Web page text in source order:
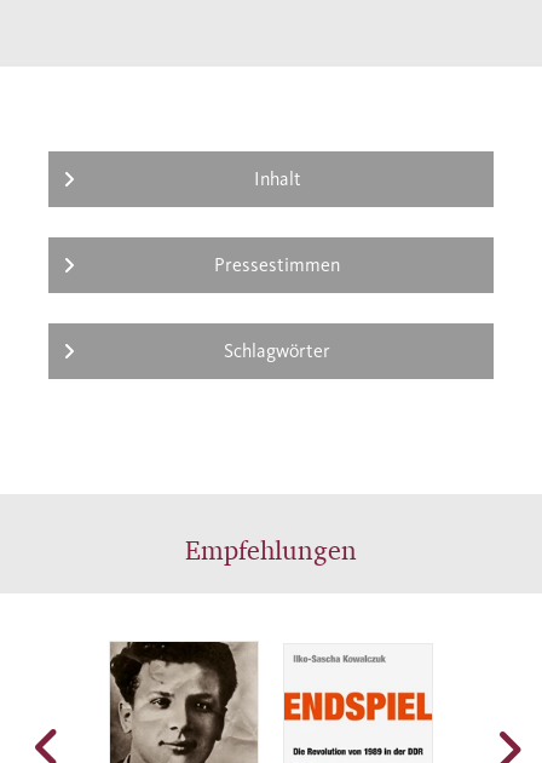
kleinen Residenz und profitierte so von der
Anwesenheit Wielands, Goethes, Herders
und Schillers. Ihre Biographie führt uns in
Inhalt
Pressestimmen
Schlagwörter
Empfehlungen